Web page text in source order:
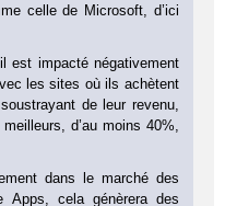
celle de Microsoft, d’ici
est impacté négativement
les sites où ils achètent
de leur revenu,
d’au moins 40%,
dans le marché des
Apps, cela génèrera des